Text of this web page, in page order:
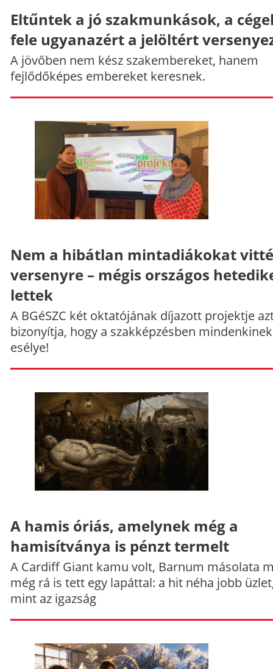
Eltűntek a jó szakmunkások, a
fele ugyanazért a jelöltért
A jövőben nem kész szakembereket, hanem
fejlődőképes embereket keresnek.
Nem a hibátlan mintadiákokat
versenyre – mégis országos
lettek
A BGéSZC két oktatójának díjazott projektje
bizonyítja, hogy a szakképzésben
esélye!
A hamis óriás, amelynek még a
hamisítványa is pénzt termelt
A Cardiff Giant kamu volt, Barnum másolata
még rá is tett egy lapáttal: a hit néha jobb
mint az igazság